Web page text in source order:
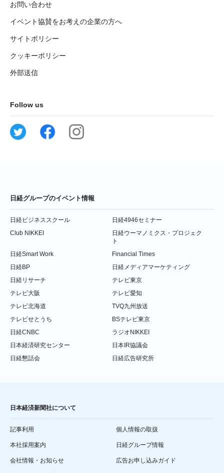
お問い合わせ
イベント協賛をお考えの企業の方へ
サイトポリシー
クッキーポリシー
外部送信
Follow us
日経グループのイベント情報
日経ビジネススクール
日経4946セミナー
Club NIKKEI
日経ウーマノミクス・プロジェク
ト
日経Smart Work
Financial Times
日経BP
日経メディアマーケティング
日経リサーチ
テレビ東京
テレビ大阪
テレビ愛知
テレビ北海道
TVQ九州放送
テレビせとうち
BSテレビ東京
日経CNBC
ラジオNIKKEI
日本経済研究センター
日本IR協議会
日経懇話会
日経広告研究所
日本経済新聞社について
記事利用 個人情報の取扱
本社採用案内 日経グループ情報
会社情報・お知らせ 広告お申し込みガイド